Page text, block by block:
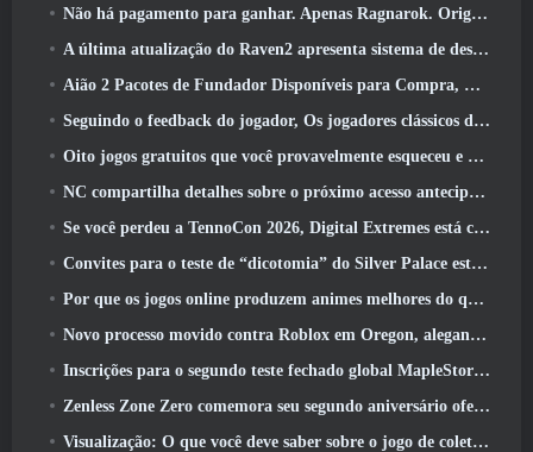
Não há pagamento para ganhar. Apenas Ragnarok. Origin Classic é lançado em julho 23
A última atualização do Raven2 apresenta sistema de despertar de habilidades, Oferecendo aos jogadores mais maneiras de aprimorar suas habilidades
Aião 2 Pacotes de Fundador Disponíveis para Compra, Completo com cinco dias de acesso antecipado
Seguindo o feedback do jogador, Os jogadores clássicos de League Of Legends não terão que pagar por skins clássicas
Oito jogos gratuitos que você provavelmente esqueceu e que fazem parte do Steam’s Train Fest
NC compartilha detalhes sobre o próximo acesso antecipado do Aion 2
Se você perdeu a TennoCon 2026, Digital Extremes está compartilhando todos os painéis
Convites para o teste de “dicotomia” do Silver Palace estão sendo enviados
Por que os jogos online produzem animes melhores do que os jogos de anime
Novo processo movido contra Roblox em Oregon, alegando incidente com cuidados infantis
Inscrições para o segundo teste fechado global MapleStory Classic World
Zenless Zone Zero comemora seu segundo aniversário oferecendo aos jogadores a escolha de um agente S-Rank gratuito
Visualização: O que você deve saber sobre o jogo de coleta de criaturas da HoYoverse, Honkai: Link Alma